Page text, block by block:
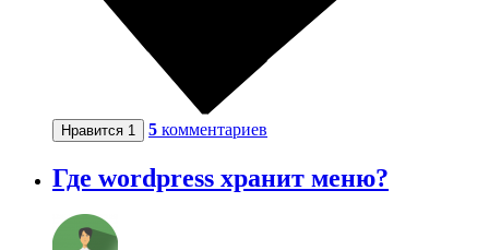
Нравится 1 5 комментариев
Где wordpress хранит меню?